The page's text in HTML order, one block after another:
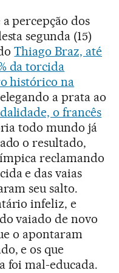
percepção dos
segunda (15)
Thiago Braz, até
da torcida
histórico na
a prata ao
o francês
todo mundo já
o resultado,
reclamando
e das vaias
seu salto.
infeliz, e
vaiado de novo
o apontaram
e os que
foi mal-educada.